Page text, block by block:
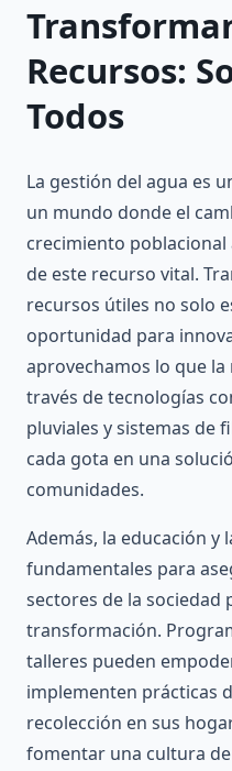
Recursos:
Todos
La gestión del agua es
un mundo donde el
crecimiento
de este recurso vital.
recursos útiles no solo
oportunidad para
aprovechamos lo que
través de tecnologías
pluviales y sistemas de
cada gota en una
comunidades.
Además, la educación y
fundamentales para
sectores de la sociedad
transformación.
talleres pueden
implementen prácticas
recolección en sus
fomentar una cultura